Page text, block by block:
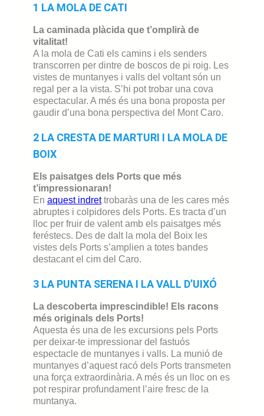
1 LA MOLA DE CATI
La caminada plàcida que t’omplirà de
vitalitat!
A la mola de Cati els camins i els senders
transcorren per dintre de boscos de pi roig. Les
vistes de muntanyes i valls del voltant són un
regal per a la vista. S’hi pot trobar una cova
espectacular. A més és una bona proposta per
gaudir d’una bona perspectiva del Mont Caro.
2 LA CRESTA DE MARTURI I LA MOLA DE
BOIX
Els paisatges dels Ports que més
t’impressionaran!
En aquest indrettrobaràs una de les cares més
abruptes i colpidores dels Ports. Es tracta d’un
lloc per fruir de valent amb els paisatges més
feréstecs. Des de dalt la mola del Boix les
vistes dels Ports s’amplien a totes bandes
destacant el cim del Caro.
3 LA PUNTA SERENA I LA VALL D’UIXÓ
La descoberta imprescindible! Els racons
més originals dels Ports!
Aquesta és una de les excursions pels Ports
per deixar-te impressionar del fastuós
espectacle de muntanyes i valls. La munió de
muntanyes d’aquest racó dels Ports transmeten
una força extraordinària. A més és un lloc on es
pot respirar profundament l’aire fresc de la
muntanya.